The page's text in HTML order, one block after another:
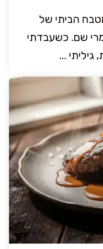
הביתי של
שם. כשעבדתי
גיליתי ...